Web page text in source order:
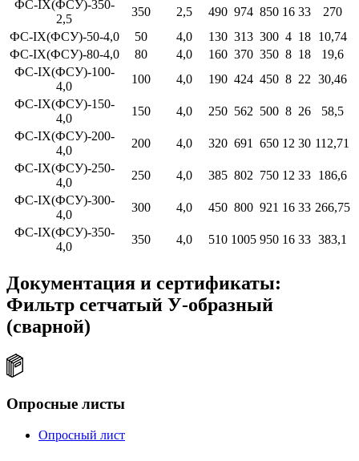
ФС-IX(ФСУ)-350-
2,5
350 2,5 490 974 850 16 33
270
ФС-IX(ФСУ)-50-4,0
50 4,0 130 313 300 4 18 10,74
ФС-IX(ФСУ)-80-4,0
80 4,0 160 370 350 8 18
19,6
ФС-IX(ФСУ)-100-
4,0
100 4,0 190 424 450 8 22 30,46
ФС-IX(ФСУ)-150-
4,0
150 4,0 250 562 500 8 26
58,5
ФС-IX(ФСУ)-200-
4,0
200 4,0 320 691 650 12 30 112,71
ФС-IX(ФСУ)-250-
4,0
250 4,0 385 802 750 12 33 186,6
ФС-IX(ФСУ)-300-
4,0
300 4,0 450 800 921 16 33 266,75
ФС-IX(ФСУ)-350-
4,0
350 4,0 510 1005 950 16 33 383,1
Документация и сертификаты:
Фильтр сетчатый У-образный
(сварной)
Опросные листы
Опросный лист